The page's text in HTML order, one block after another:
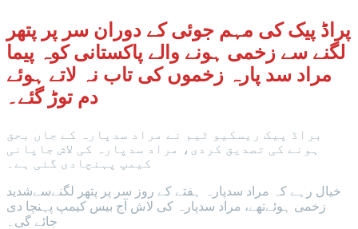
پراڈ پیک کی مہم جوئی کے دوران سر پر پتھر
لگنے سے زخمی ہونے والے پاکستانی کوہ پیما
مراد سد پارہ زخموں کی تاب نہ لاتے ہوئے
دم توڑ گئے۔
براڈ پیک ریسکیو ٹیم نے مراد سدپارہ کے جاں بحق
ہونے کی تصدیق کردی، مراد سدپارہ کی لاش جاپانی
کیمپ پہنچادی گئی ہے۔
خیال رہے کہ مراد سدپارہ ہفتے کے روز سر پر پتھر لگنےسےشدید
زخمی ہوئےتھے، مراد سدپارہ کی لاش آج بیس کیمپ پہنچا دی
جائے گی۔